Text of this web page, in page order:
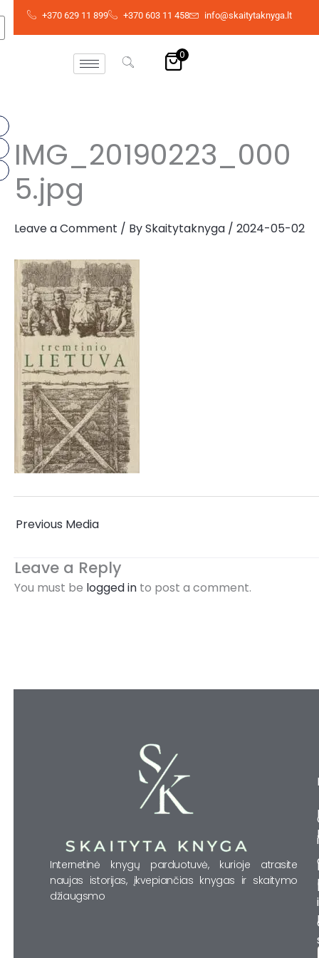
+370 629 11 899 +370 603 11 458 info@skaitytaknyga.lt
0
IMG_20190223_000
5.jpg
Leave a Comment / BySkaitytaknyga / 2024-05-02
Previous Media
Leave a Reply
You must be logged in to post a comment.
Internetinė knygų parduotuvė, kurioje atrasite
naujas istorijas, įkvepiančias knygas ir skaitymo
džiaugsmo